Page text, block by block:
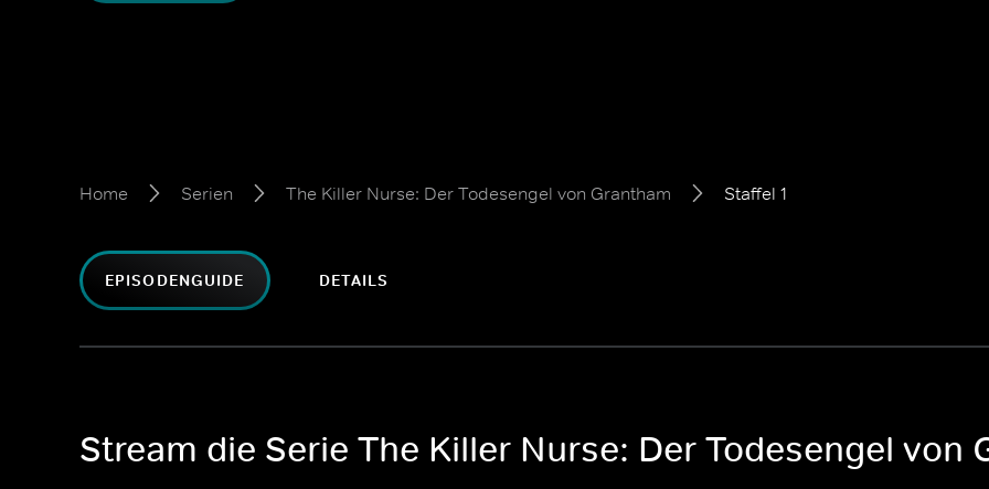
Home Serien The Killer Nurse: Der Todesengel von Grantham Staffel 1
EPISODENGUIDE DETAILS
Stream die Serie The Killer Nurse: Der Todesengel von